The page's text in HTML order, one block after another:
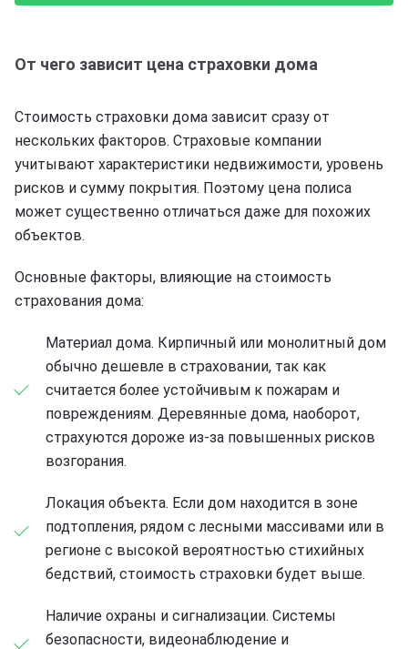
От чего зависит цена страховки дома
Стоимость страховки дома зависит сразу от
нескольких факторов. Страховые компании
учитывают характеристики недвижимости, уровень
рисков и сумму покрытия. Поэтому цена полиса
может существенно отличаться даже для похожих
объектов.
Основные факторы, влияющие на стоимость
страхования дома:
Материал дома. Кирпичный или монолитный дом
обычно дешевле в страховании, так как
считается более устойчивым к пожарам и
повреждениям. Деревянные дома, наоборот,
страхуются дороже из-за повышенных рисков
возгорания.
Локация объекта. Если дом находится в зоне
подтопления, рядом с лесными массивами или в
регионе с высокой вероятностью стихийных
бедствий, стоимость страховки будет выше.
Наличие охраны и сигнализации. Системы
безопасности, видеонаблюдение и